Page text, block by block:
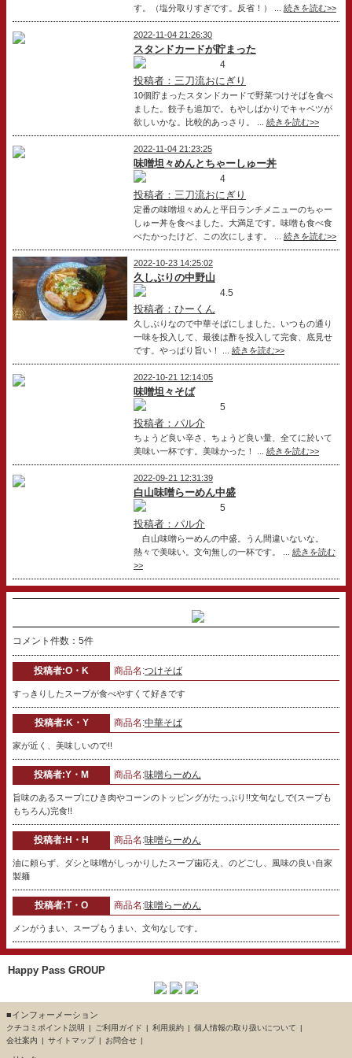
す。（塩分取りすぎです。反省！） ... 続きを読む>>
2022-11-04 21:26:30
スタンドカードが貯まった
4
投稿者：三刀流おにぎり
10個貯まったスタンドカードで野菜つけそばを食べ
ました。餃子も追加で。もやしばかりでキャベツが
欲しいかな。比較的あっさり。 ... 続きを読む>>
2022-11-04 21:23:25
味噌坦々めんとちゃーしゅー丼
4
投稿者：三刀流おにぎり
定番の味噌坦々めんと平日ランチメニューのちゃー
しゅー丼を食べました。大満足です。味噌も食べ食
べたかったけど、この次にします。 ... 続きを読む>>
2022-10-23 14:25:02
久しぶりの中野山
4.5
投稿者：ひーくん
久しぶりなので中華そばにしました。いつもの通り
一味を投入して、最後は酢を投入して完食、底見せ
です。やっぱり旨い！ ... 続きを読む>>
2022-10-21 12:14:05
味噌坦々そば
5
投稿者：パル介
ちょうど良い辛さ、ちょうど良い量、全てに於いて
美味い一杯です。美味かった！ ... 続きを読む>>
2022-09-21 12:31:39
白山味噌らーめん中盛
5
投稿者：パル介
白山味噌らーめんの中盛。うん間違いないな。
熱々で美味い。文句無しの一杯です。 ... 続きを読む
>>
コメント件数：5件
投稿者:O・K 商品名:つけそば
すっきりしたスープが食べやすくて好きです
投稿者:K・Y 商品名:中華そば
家が近く、美味しいので!!
投稿者:Y・M 商品名:味噌らーめん
旨味のあるスープにひき肉やコーンのトッピングがたっぷり!!文句なしで(スープも
もちろん)完食!!
投稿者:H・H 商品名:味噌らーめん
油に頼らず、ダシと味噌がしっかりしたスープ歯応え、のどごし、風味の良い自家
製麺
投稿者:T・O 商品名:味噌らーめん
メンがうまい、スープもうまい、文句なしです。
Happy Pass GROUP
■インフォーメーション
クチコミポイント説明 ご利用ガイド 利用規約
個人情報の取り扱いについて
会社案内
サイトマップ お問合せ